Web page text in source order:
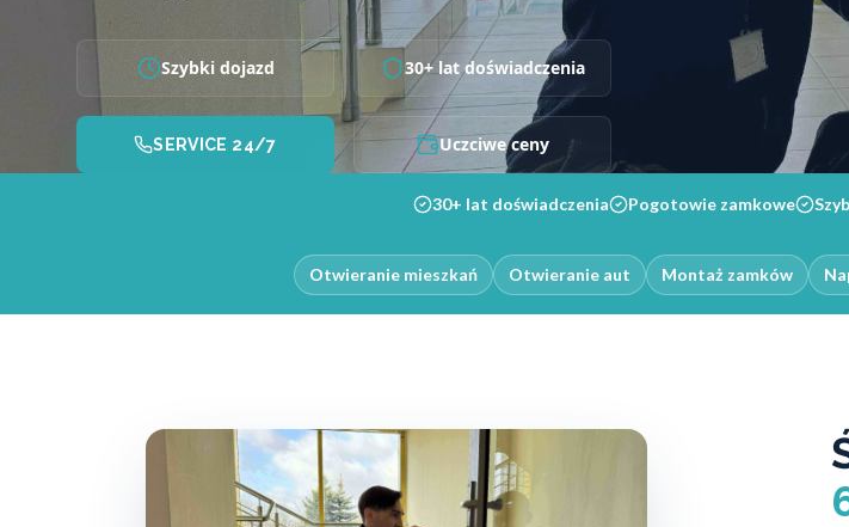
Szybki dojazd 30+ lat doświadczenia
SERVICE 24/7 Uczciwe ceny
30+ lat doświadczenia Pogotowie zamkowe
Otwieranie mieszkań Otwieranie aut Montaż zamków